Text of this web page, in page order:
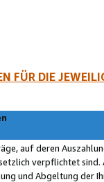
FÜR DIE
auf deren
verpflichtet
und Abgeltung der